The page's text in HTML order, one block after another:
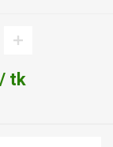
tk